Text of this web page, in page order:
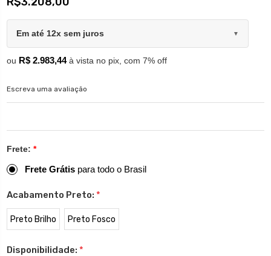
Em até 12x sem juros ▼
ou R$ 2.983,44à vista no pix, com 7% off
Escreva uma avaliação
Frete: *
Frete Grátis para todo o Brasil
Acabamento Preto: *
Preto Brilho Preto Fosco
Disponibilidade: *